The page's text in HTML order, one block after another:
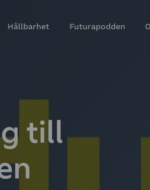
Hållbarhet Futurapodden
till